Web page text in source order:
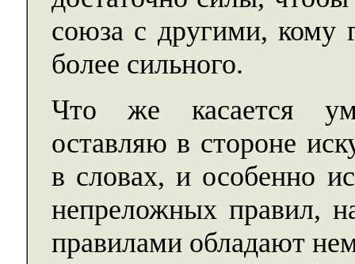
союза с другими, кому
более сильного.
Что же касается
оставляю в стороне
в словах, и особенно
непреложных правил,
правилами обладают